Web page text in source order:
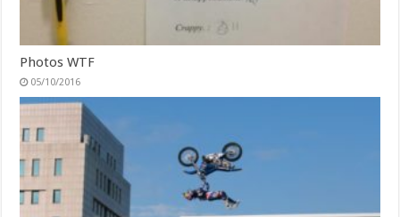
Photos WTF
05/10/2016